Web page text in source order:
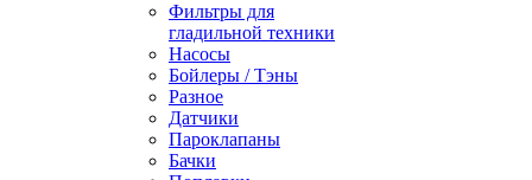
Фильтры для
гладильной техники
Насосы
Бойлеры / Тэны
Разное
Датчики
Пароклапаны
Бачки